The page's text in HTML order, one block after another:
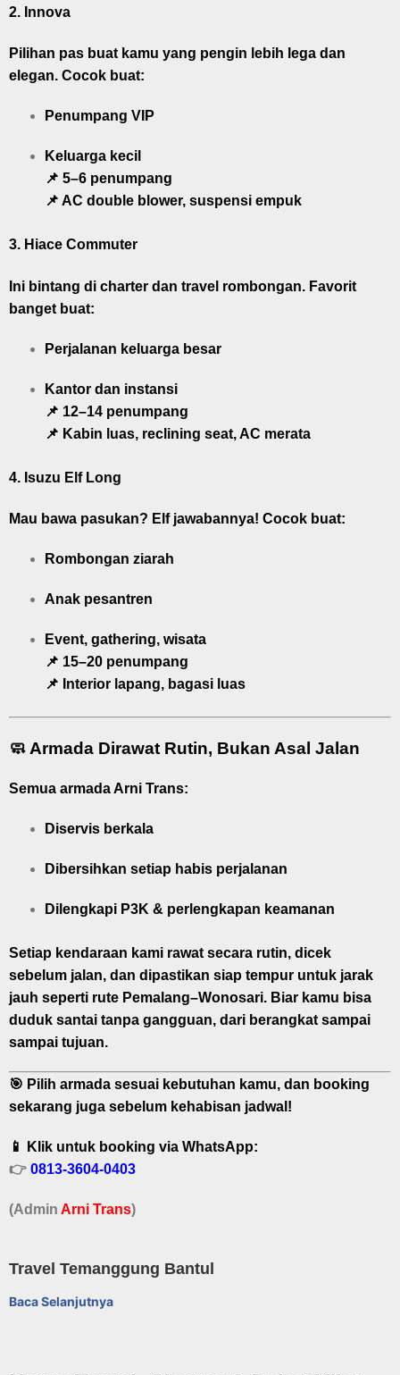
2. Innova
Pilihan pas buat kamu yang pengin lebih lega dan
elegan. Cocok buat:
Penumpang VIP
Keluarga kecil
📌 5–6 penumpang
📌 AC double blower, suspensi empuk
3. Hiace Commuter
Ini bintang di charter dan travel rombongan. Favorit
banget buat:
Perjalanan keluarga besar
Kantor dan instansi
📌 12–14 penumpang
📌 Kabin luas, reclining seat, AC merata
4. Isuzu Elf Long
Mau bawa pasukan? Elf jawabannya! Cocok buat:
Rombongan ziarah
Anak pesantren
Event, gathering, wisata
📌 15–20 penumpang
📌 Interior lapang, bagasi luas
🧼 Armada Dirawat Rutin, Bukan Asal Jalan
Semua armada Arni Trans:
Diservis berkala
Dibersihkan setiap habis perjalanan
Dilengkapi P3K & perlengkapan keamanan
Setiap kendaraan kami rawat secara rutin, dicek
sebelum jalan, dan dipastikan siap tempur untuk jarak
jauh seperti rute Pemalang–Wonosari. Biar kamu bisa
duduk santai tanpa gangguan, dari berangkat sampai
sampai tujuan.
🎯 Pilih armada sesuai kebutuhan kamu, dan booking
sekarang juga sebelum kehabisan jadwal!
📱 Klik untuk booking via WhatsApp:
👉 0813-3604-0403
(Admin Arni Trans)
Travel Temanggung Bantul
Baca Selanjutnya